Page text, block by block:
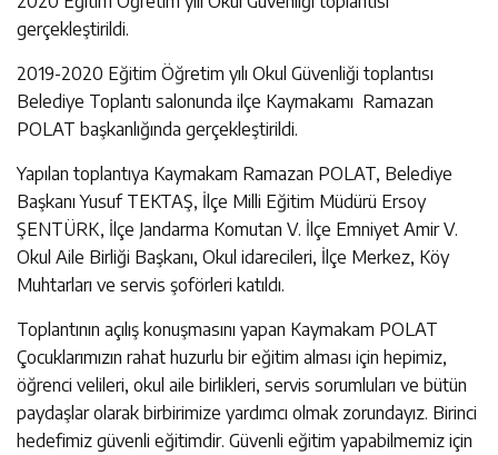
gerçekleştirildi.
2019-2020 Eğitim Öğretim yılı Okul Güvenliği toplantısı
Belediye Toplantı salonunda ilçe Kaymakamı Ramazan
POLAT başkanlığında gerçekleştirildi.
Yapılan toplantıya Kaymakam Ramazan POLAT, Belediye
Başkanı Yusuf TEKTAŞ, İlçe Milli Eğitim Müdürü Ersoy
ŞENTÜRK, İlçe Jandarma Komutan V. İlçe Emniyet Amir V.
Okul Aile Birliği Başkanı, Okul idarecileri, İlçe Merkez, Köy
Muhtarları ve servis şoförleri katıldı.
Toplantının açılış konuşmasını yapan Kaymakam POLAT
Çocuklarımızın rahat huzurlu bir eğitim alması için hepimiz,
öğrenci velileri, okul aile birlikleri, servis sorumluları ve bütün
paydaşlar olarak birbirimize yardımcı olmak zorundayız. Birinci
hedefimiz güvenli eğitimdir. Güvenli eğitim yapabilmemiz için